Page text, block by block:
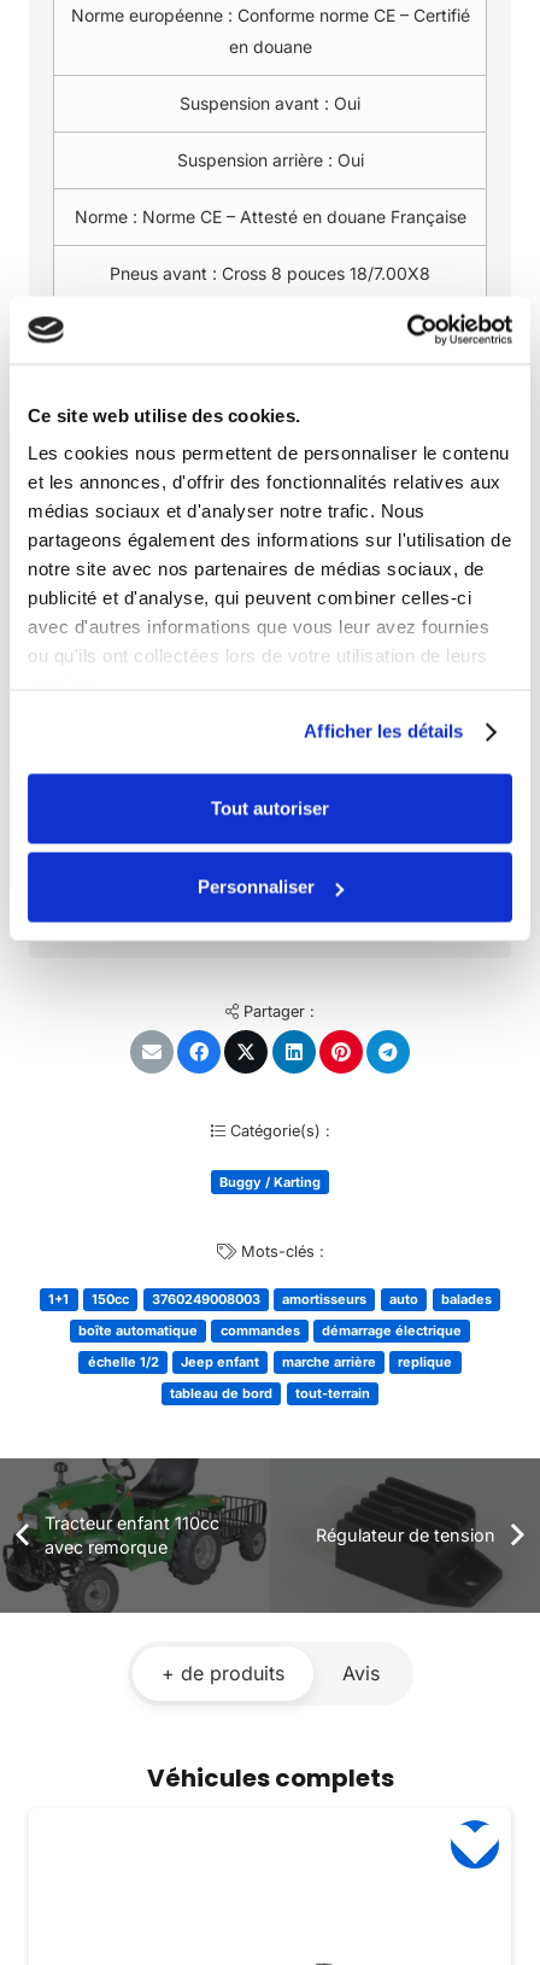
Ce site web utilise des cookies.
Les cookies nous permettent de personnaliser le contenu
et les annonces, d'offrir des fonctionnalités relatives aux
médias sociaux et d'analyser notre trafic. Nous
partageons également des informations sur l'utilisation de
notre site avec nos partenaires de médias sociaux, de
publicité et d'analyse, qui peuvent combiner celles-ci
avec d'autres informations que vous leur avez fournies
ou qu'ils ont collectées lors de votre utilisation de leurs
Afficher les détails
Tout autoriser
Personnaliser
Norme européenne : Conforme norme CE – Certifié
en douane
Suspension avant : Oui
Suspension arrière : Oui
Norme : Norme CE – Attesté en douane Française
Pneus avant : Cross 8 pouces 18/7.00X8
Cross 8 pouces 18/7.00X8
Taille conseillé :
Minimum 1m25 (sous surveillance
d’un adulte)
Poids :175 Kg
Charge Maxi : 100 Kg
Dimensions (longueur x largeur x hauteur) :
2000 x
Dimensions caisse (longueur x largeur x hauteur) :
Marque : XTRM FACTORY 81
3 mois pièces et main d’oeuvre en nos
Partager :
Catégorie(s) :
Buggy / Karting
Mots-clés :
1+1 150cc 3760249008003 amortisseurs auto
balades
boîte automatique
commandes
démarrage électrique
échelle 1/2
Jeep enfant marche arrière
replique
tableau de bord
tout-terrain
Tracteur enfant 110cc
avec remorque
Régulateur de tension
+ de produits Avis
Véhicules complets